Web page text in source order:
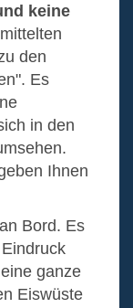
keine
den
Es
in den
Ihnen
Bord. Es
ganze
Eiswüste